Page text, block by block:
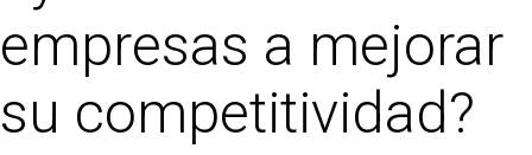
empresas a mejorar
su competitividad?